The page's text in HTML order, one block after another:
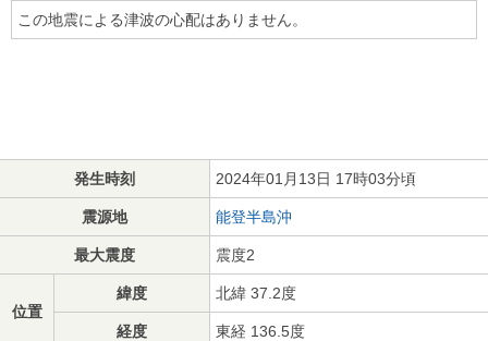
この地震による津波の心配はありません。
発生時刻 2024年01月13日 17時03分頃
震源地 能登半島沖
最大震度 震度2
位置
緯度 北緯 37.2度
経度 東経 136.5度